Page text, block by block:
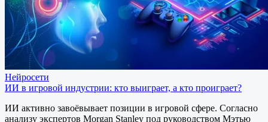
Нейросети
ИИ в игровой индустрии: кто выиграет, а кто проиграет?
ИИ активно завоёвывает позиции в игровой сфере. Согласно
анализу экспертов Morgan Stanley под руководством Мэтью